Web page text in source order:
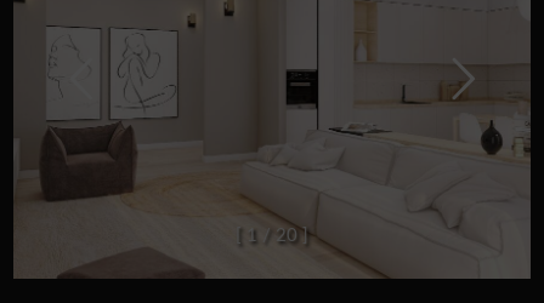
1 / 20 ]